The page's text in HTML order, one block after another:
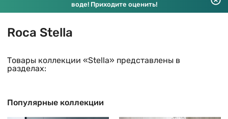
воде! Приходите оценить!
Roca Stella
Товары коллекции «Stella» представлены в
разделах:
Популярные коллекции